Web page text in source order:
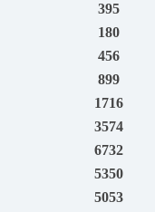
395
180
456
899
1716
3574
6732
5350
5053